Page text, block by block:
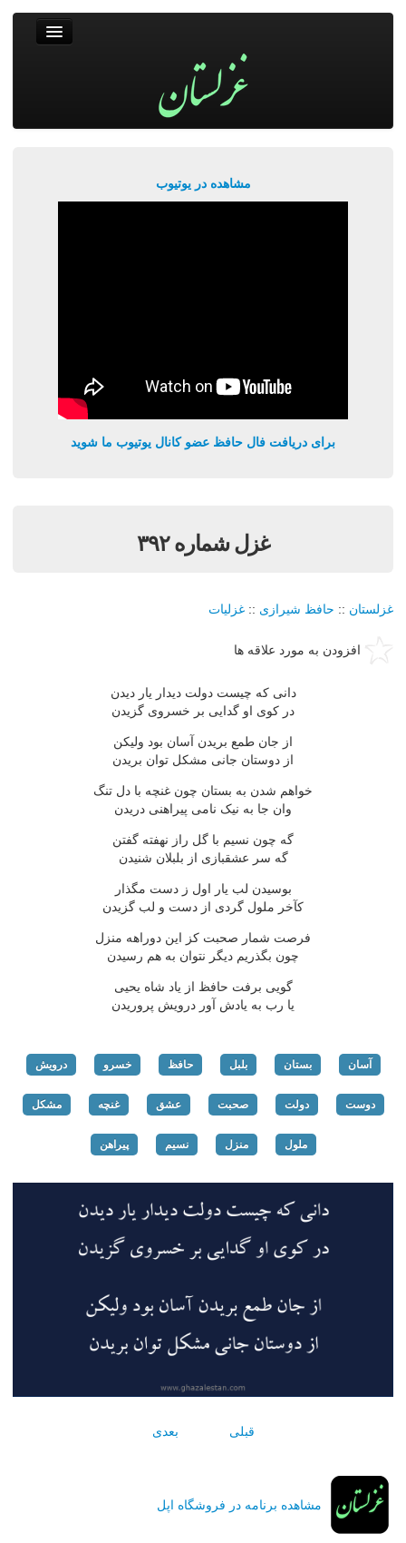
مشاهده در یوتیوب
برای دریافت فال حافظ عضو کانال یوتیوب ما شوید
غزل شماره ۳۹۲
غزلستان :: حافظ شیرازی :: غزلیات
افزودن به مورد علاقه ها
دانی که چیست دولت دیدار یار دیدن
در کوی او گدایی بر خسروی گزیدن
از جان طمع بریدن آسان بود ولیکن
از دوستان جانی مشکل توان بریدن
خواهم شدن به بستان چون غنچه با دل تنگ
وان جا به نیک نامی پیراهنی دریدن
گه چون نسیم با گل راز نهفته گفتن
گه سر عشقبازی از بلبلان شنیدن
بوسیدن لب یار اول ز دست مگذار
کآخر ملول گردی از دست و لب گزیدن
فرصت شمار صحبت کز این دوراهه منزل
چون بگذریم دیگر نتوان به هم رسیدن
گویی برفت حافظ از یاد شاه یحیی
یا رب به یادش آور درویش پروریدن
آسان بستان بلبل حافظ خسرو درویش
دوست دولت صحبت عشق غنچه مشکل
ملول منزل نسیم پیراهن
قبلی بعدی
مشاهده برنامه در فروشگاه اپل